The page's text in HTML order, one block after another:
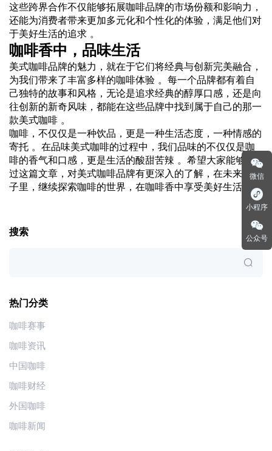
这些跨界合作不仅能够拓展咖啡品牌的市场份额和影响力，
还能为消费者带来更加多元化和个性化的体验，满足他们对
于美好生活的追求 。
咖啡香中，品味生活
美式咖啡品牌的魅力，就在于它们将经典与创新完美融合，
为我们带来了丰富多样的咖啡体验 。每一个品牌都有着自
己独特的故事和风格，无论是追求经典的醇厚口感，还是向
往创新的新奇风味，都能在这些品牌中找到属于自己的那一
款美式咖啡 。
咖啡，不仅仅是一种饮品，更是一种生活态度，一种情感的
寄托 。在品味美式咖啡的过程中，我们品味的不仅仅是咖
啡的香气和口感，更是生活的酸甜苦辣 。希望大家能够通
过这篇文章，对美式咖啡品牌有更深入的了解，在未来的日
子里，继续探索咖啡的世界，在咖啡香中享受美好生活 。
搜索
热门分类
咖啡赛事
咖啡资讯
中国咖啡
咖啡财经
外国咖啡
咖啡新闻
微信
小程序
公众号